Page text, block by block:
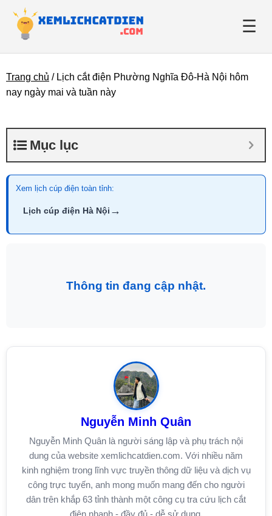
☰
Giới thiệu
Tin tức
Trang chủ / Lịch cắt điện Phường Nghĩa Đô-Hà Nội hôm
nay ngày mai và tuần này
Mục lục
Xem lịch cúp điện toàn tỉnh:
Lịch cúp điện Hà Nội →
Thông tin đang cập nhật.
Nguyễn Minh Quân
Nguyễn Minh Quân là người sáng lập và phụ trách nội
dung của website xemlichcatdien.com. Với nhiều năm
kinh nghiệm trong lĩnh vực truyền thông dữ liệu và dịch vụ
công trực tuyến, anh mong muốn mang đến cho người
dân trên khắp 63 tỉnh thành một công cụ tra cứu lịch cắt